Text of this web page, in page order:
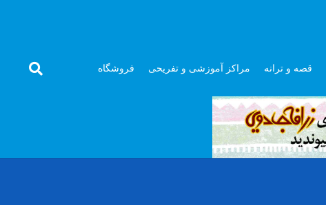
قصه و ترانه مراکز آموزشی و تفریحی فروشگاه